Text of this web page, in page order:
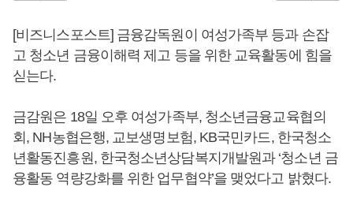
[비즈니스포스트] 금융감독원이 여성가족부 등과 손잡
고 청소년 금융이해력 제고 등을 위한 교육활동에 힘을
싣는다.
금감원은 18일 오후 여성가족부, 청소년금융교육협의
회, NH농협은행, 교보생명보험, KB국민카드, 한국청소
년활동진흥원, 한국청소년상담복지개발원과 ‘청소년 금
융활동 역량강화를 위한 업무협약’을 맺었다고 밝혔다.